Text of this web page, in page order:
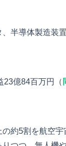
半導体製造装
23億84百万円（
約5割を航空